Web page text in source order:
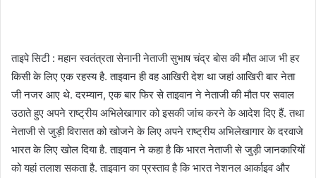
ताइपे सिटी : महान स्वतंत्रता सेनानी नेताजी सुभाष चंद्र बोस की मौत आज भी हर
किसी के लिए एक रहस्य है. ताइवान ही वह आखिरी देश था जहां आखिरी बार नेता
जी नजर आए थे. दरम्यान, एक बार फिर से ताइवान ने नेताजी की मौत पर सवाल
उठाते हुए अपने राष्ट्रीय अभिलेखागार को इसकी जांच करने के आदेश दिए हैं. तथा
नेताजी से जुड़ी विरासत को खोजने के लिए अपने राष्ट्रीय अभिलेखागार के दरवाजे
भारत के लिए खोल दिया है. ताइवान ने कहा है कि भारत नेताजी से जुड़ी जानकारियों
को यहां तलाश सकता है. ताइवान का प्रस्ताव है कि भारत नेशनल आर्काइव और